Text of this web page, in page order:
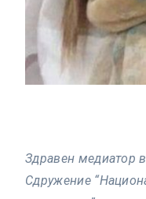
Здравен медиатор
Сдружение